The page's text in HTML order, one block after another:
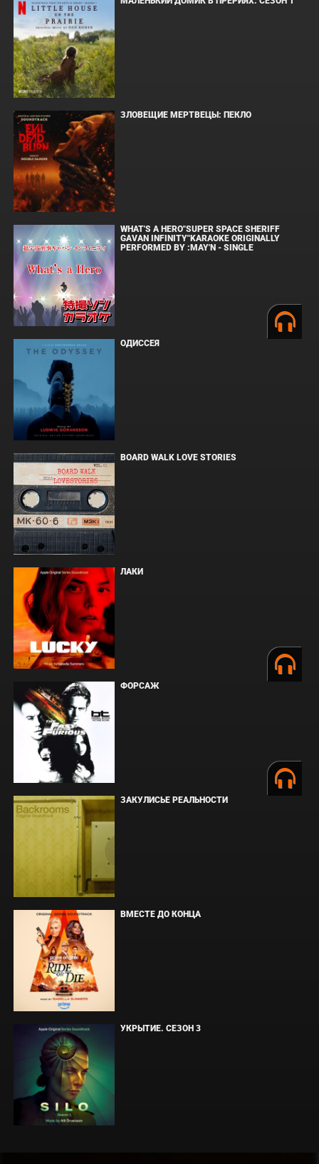
ЗЛОВЕЩИЕ МЕРТВЕЦЫ: ПЕКЛО
WHAT'S A HERO"SUPER SPACE SHERIFF
GAVAN INFINITY"KARAOKE ORIGINALLY
PERFORMED BY :MAY'N - SINGLE
ОДИССЕЯ
BOARD WALK LOVE STORIES
ЛАКИ
ФОРСАЖ
ЗАКУЛИСЬЕ РЕАЛЬНОСТИ
ВМЕСТЕ ДО КОНЦА
УКРЫТИЕ. СЕЗОН 3